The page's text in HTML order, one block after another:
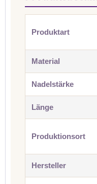
Produktart
Material
Nadelstärke
Länge
Produktionsort
Hersteller